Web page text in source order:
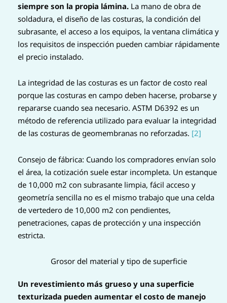
siempre son la propia lámina. La mano de obra de
soldadura, el diseño de las costuras, la condición del
subrasante, el acceso a los equipos, la ventana climática y
los requisitos de inspección pueden cambiar rápidamente
el precio instalado.
La integridad de las costuras es un factor de costo real
porque las costuras en campo deben hacerse, probarse y
repararse cuando sea necesario. ASTM D6392 es un
método de referencia utilizado para evaluar la integridad
de las costuras de geomembranas no reforzadas. [2]
Consejo de fábrica: Cuando los compradores envían solo
el área, la cotización suele estar incompleta. Un estanque
de 10,000 m2 con subrasante limpia, fácil acceso y
geometría sencilla no es el mismo trabajo que una celda
de vertedero de 10,000 m2 con pendientes,
penetraciones, capas de protección y una inspección
estricta.
Grosor del material y tipo de superficie
Un revestimiento más grueso y una superficie
texturizada pueden aumentar el costo de manejo